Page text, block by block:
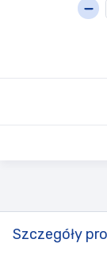
Szczegóły